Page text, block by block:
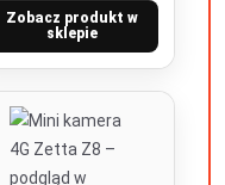
Zobacz produkt w
sklepie